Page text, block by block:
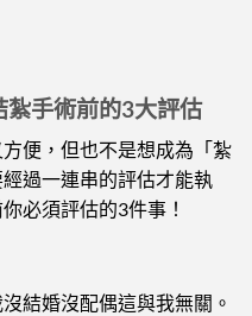
紮手術前的3大評估
便，但也不是想成為「紮
過一連串的評估才能執
必須評估的3件事！
結婚沒配偶這與我無關。